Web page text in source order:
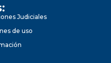
Judiciales
de uso